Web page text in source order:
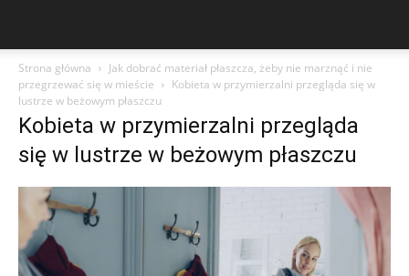
Strona główna
Jak dobrać materiał płaszcza, żeby nie marznąć i nie
przegrzewać się w mieście
Kobieta w przymierzalni przegląda się w
lustrze w beżowym płaszczu
Kobieta w przymierzalni przegląda
się w lustrze w beżowym płaszczu